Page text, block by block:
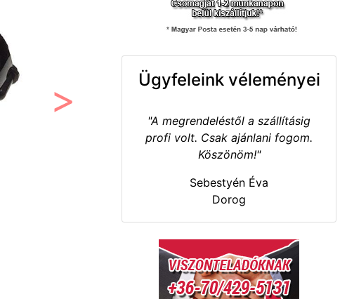
Ügyfeleink véleményei
"A megrendeléstől a szállításig
profi volt. Csak ajánlani fogom.
Köszönöm!"
Sebestyén Éva
Dorog